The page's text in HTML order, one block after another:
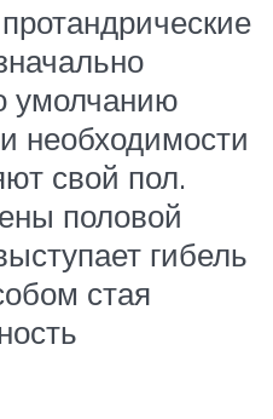
умолчанию
необходимости
свой пол.
половой
гибель
стая